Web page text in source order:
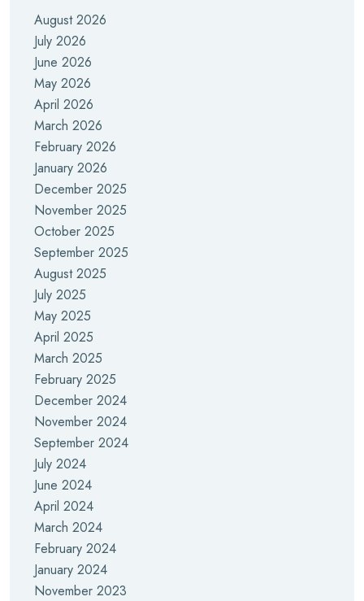
August 2026
July 2026
June 2026
May 2026
April 2026
March 2026
February 2026
January 2026
December 2025
November 2025
October 2025
September 2025
August 2025
July 2025
May 2025
April 2025
March 2025
February 2025
December 2024
November 2024
September 2024
July 2024
June 2024
April 2024
March 2024
February 2024
January 2024
November 2023